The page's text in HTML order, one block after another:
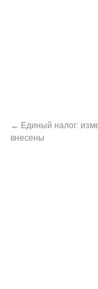
← Единый налог:
внесены